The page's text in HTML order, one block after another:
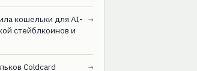
кошельки для AI-
стейблкоинов и
→
Coldcard
→